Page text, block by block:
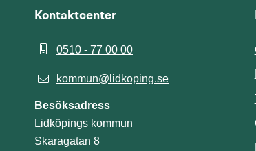
Kontaktcenter
0510 - 77 00 00
kommun@lidkoping.se
Besöksadress
Lidköpings kommun
Skaragatan 8